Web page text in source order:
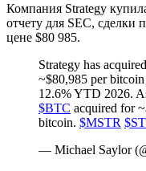
Компания Strategy
отчету для SEC, сделки
цене $80 985.
Strategy has
~$80,985 per
12.6% YTD 2026.
$BTC acquired for
bitcoin. $MSTR
— Michael Saylor